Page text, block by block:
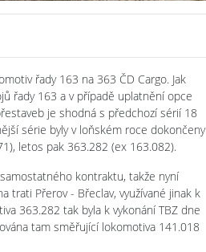
řady 163 na 363 ČD Cargo. Jak
řady 163 a v případě uplatnění opce
je shodná s předchozí sérií 18
série byly v loňském roce dokončeny
letos pak 363.282 (ex 163.082).
kontraktu, takže nyní
trati Přerov - Břeclav, využívané jinak k
363.282 tak byla k vykonání TBZ dne
tam směřující lokomotiva 141.018